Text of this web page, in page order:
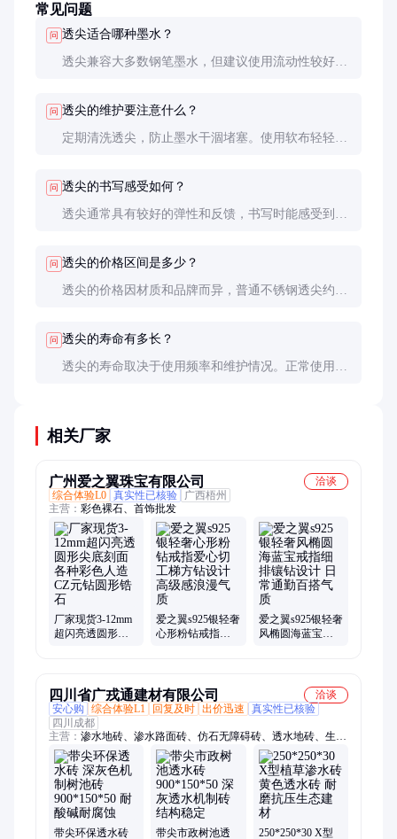
常见问题
问 透尖适合哪种墨水？
透尖兼容大多数钢笔墨水，但建议使用流动性较好的
问 透尖的维护要注意什么？
定期清洗透尖，防止墨水干涸堵塞。使用软布轻轻擦
问 透尖的书写感受如何？
透尖通常具有较好的弹性和反馈，书写时能感受到墨
问 透尖的价格区间是多少？
透尖的价格因材质和品牌而异，普通不锈钢透尖约
问 透尖的寿命有多长？
透尖的寿命取决于使用频率和维护情况。正常使用
相关厂家
广州爱之翼珠宝有限公司
洽谈
综合体验L0 真实性已核验
广西梧州
主营： 彩色裸石、首饰批发
厂家现货3-12mm
超闪亮透圆形尖
爱之翼s925银轻奢
心形粉钻戒指爱
爱之翼s925银轻奢
风椭圆海蓝宝戒
四川省广戎通建材有限公司
洽谈
安心购
综合体验L1 回复及时 出价迅速
真实性已核验
四川成都
主营： 渗水地砖、渗水路面砖、仿石无障碍砖、透水地砖、生态
透水砖、环保透水砖、八字型植草透水砖、绿色透水砖、八字型
生态透水砖、X型植草透水砖、X型透水砖、仿石盲道石砖、仿
石触感导向砖、仿石防滑盲道砖、三通水泥菜沟板、三通菜畦沟
盖板、三通菜沟板、标准化三通菜沟板、八字植草砖、户外八字
地砖、生态绿化嵌地砖、路面嵌地植草砖、绿色植草八字砖、绿
色嵌地八字砖、植草砖
带尖环保透水砖 带尖市政树池透 250*250*30 X型